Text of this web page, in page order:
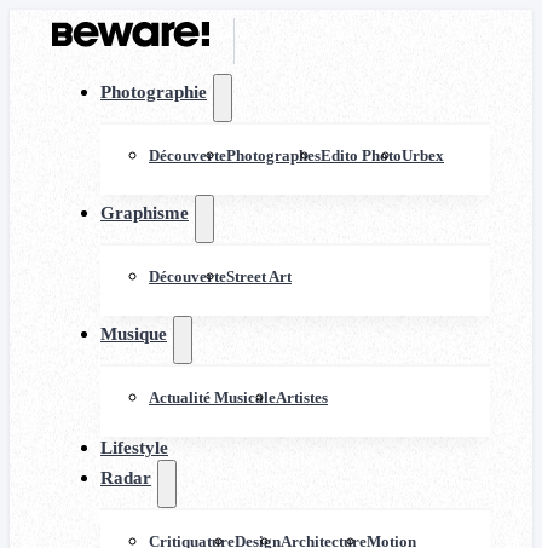
Photographie
DécouvertePhotographesEdito PhotoUrbex
Graphisme
DécouverteStreet Art
Musique
Actualité MusicaleArtistes
Lifestyle
Radar
CritiquatureDesignArchitectureMotion